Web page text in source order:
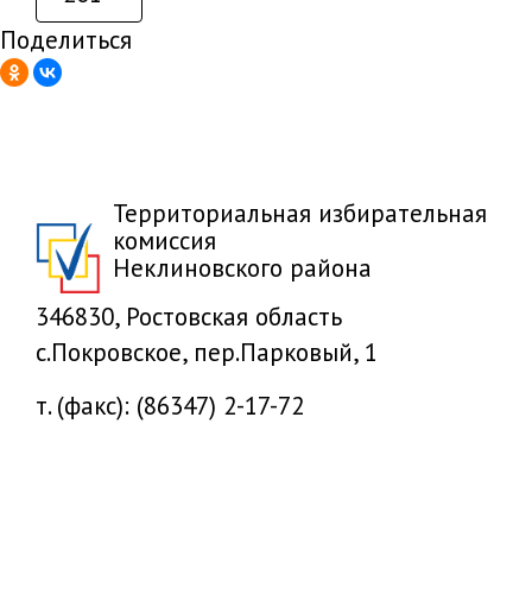
Поделиться
Территориальная избирательная
комиссия
Неклиновского района
346830, Ростовская область
с.Покровское, пер.Парковый, 1
т. (факс): (86347) 2-17-72